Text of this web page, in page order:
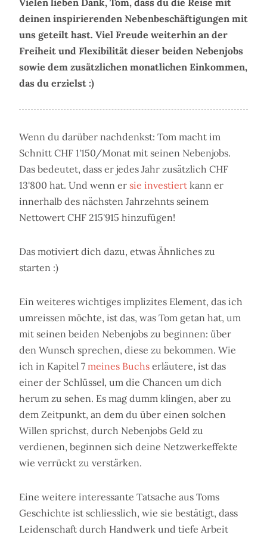
Vielen lieben Dank, Tom, dass du die Reise mit
deinen inspirierenden Nebenbeschäftigungen mit
uns geteilt hast. Viel Freude weiterhin an der
Freiheit und Flexibilität dieser beiden Nebenjobs
sowie dem zusätzlichen monatlichen Einkommen,
das du erzielst :)
Wenn du darüber nachdenkst: Tom macht im
Schnitt CHF 1'150/Monat mit seinen Nebenjobs.
Das bedeutet, dass er jedes Jahr zusätzlich CHF
13'800 hat. Und wenn er sie investiert kann er
innerhalb des nächsten Jahrzehnts seinem
Nettowert CHF 215'915 hinzufügen!
Das motiviert dich dazu, etwas Ähnliches zu
starten :)
Ein weiteres wichtiges implizites Element, das ich
umreissen möchte, ist das, was Tom getan hat, um
mit seinen beiden Nebenjobs zu beginnen: über
den Wunsch sprechen, diese zu bekommen. Wie
ich in Kapitel 7 meines Buchs erläutere, ist das
einer der Schlüssel, um die Chancen um dich
herum zu sehen. Es mag dumm klingen, aber zu
dem Zeitpunkt, an dem du über einen solchen
Willen sprichst, durch Nebenjobs Geld zu
verdienen, beginnen sich deine Netzwerkeffekte
wie verrückt zu verstärken.
Eine weitere interessante Tatsache aus Toms
Geschichte ist schliesslich, wie sie bestätigt, dass
Leidenschaft durch Handwerk und tiefe Arbeit